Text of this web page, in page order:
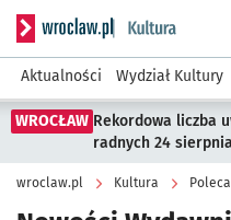
Serwis informacyjny
Aktualności Wydział Kultury
WROCŁAW Rekordowa liczba
radnych 24 sierpnia
wroclaw.pl Kultura